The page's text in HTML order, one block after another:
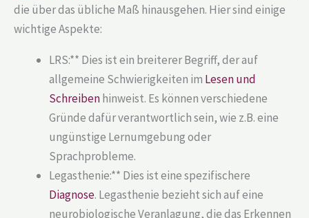
die über das übliche Maß hinausgehen. Hier sind einige
wichtige Aspekte:
LRS:** Dies ist ein breiterer Begriff, der auf
allgemeine Schwierigkeiten im Lesen und
Schreibenhinweist. Es können verschiedene
Gründe dafür verantwortlich sein, wie z.B. eine
ungünstige Lernumgebung oder
Sprachprobleme.
Legasthenie:** Dies ist eine spezifischere
Diagnose. Legasthenie bezieht sich auf eine
neurobiologische Veranlagung, die das Erkennen